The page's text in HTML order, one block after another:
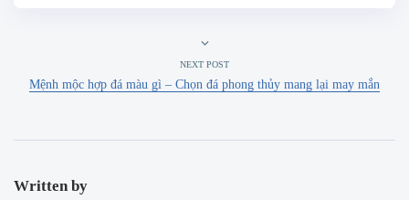
NEXT POST
Mệnh mộc hợp đá màu gì – Chọn đá phong thủy mang lại may mắn
Written by